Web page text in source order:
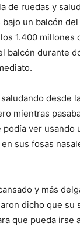
de ruedas y
un balcón
1.400 millones
balcón durante
desde
mientras
ver usando
sus fosas
y más
dicho que su
que pueda irse